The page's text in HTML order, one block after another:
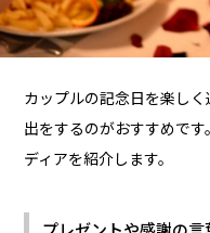
カップルの記念日を楽し
出をするのがおすすめで
ディアを紹介します。